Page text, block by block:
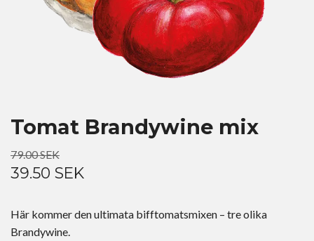
Tomat Brandywine mix
79.00 SEK
39.50 SEK
Här kommer den ultimata bifftomatsmixen – tre olika
Brandywine.